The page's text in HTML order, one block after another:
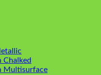
Chalked
Multisurface